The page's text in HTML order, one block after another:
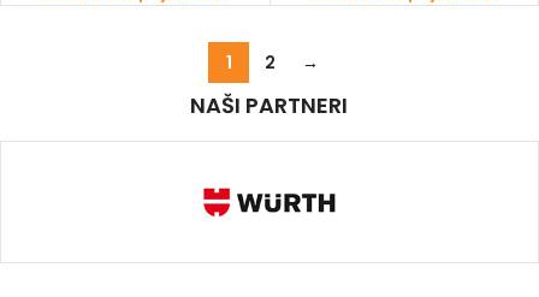
1 2 →
NAŠI PARTNERI